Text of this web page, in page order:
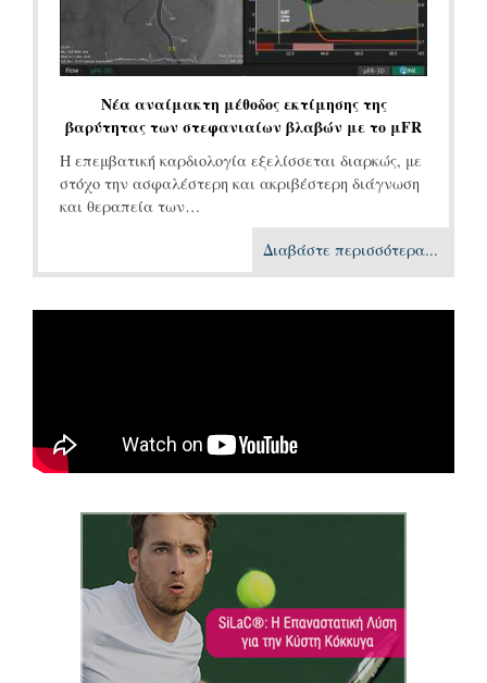
Νέα αναίμακτη μέθοδος εκτίμησης της
βαρύτητας των στεφανιαίων βλαβών με το μFR
Η επεμβατική καρδιολογία εξελίσσεται διαρκώς, με
στόχο την ασφαλέστερη και ακριβέστερη διάγνωση
και θεραπεία των…
Διαβάστε περισσότερα...